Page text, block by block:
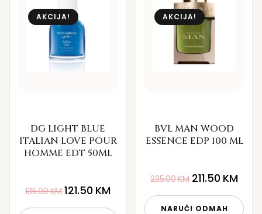
AKCIJA!
DG LIGHT BLUE
ITALIAN LOVE POUR
HOMME EDT 50ML
135.00KM 121.50 KM
AKCIJA!
BVL MAN WOOD
ESSENCE EDP 100 ML
235.00KM 211.50 KM
NARUČI ODMAH